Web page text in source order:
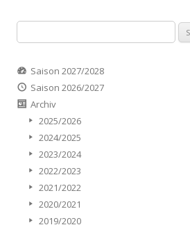
nach:
Saison 2027/2028
Saison 2026/2027
Archiv
2025/2026
2024/2025
2023/2024
2022/2023
2021/2022
2020/2021
2019/2020